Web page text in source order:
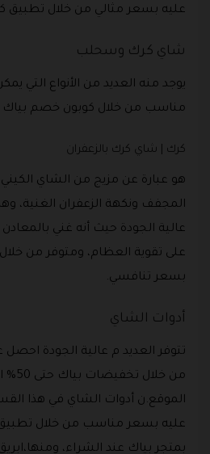
عليه بسعر مثالي من خلال تطبيق
شاي كرك وسحلب
يوجد منه العديد من الأنواع التي
مناسب من خلال كوبون خصم بياك 2026 ومنها.
كرك | شاي كرك بالزعفران
هو عبارة عن مزيج من الشاي
المجفف ونكهة الزعفران الغنية،
عالية الجودة حيث أنه غني
بسعر تنافسي.
أدوات الشاي
تتوفر العديد م عالية الجودة
من
الموقع.ن أدوات الشاي في هذا
عليه بسعر مناسب من خلال
بمتجر بياك عند الشراء،